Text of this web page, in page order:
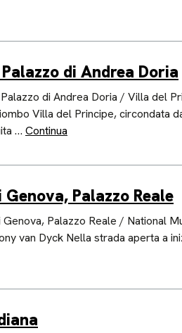
di Andrea Doria
di Andrea Doria / Villa del
Villa del Principe, circondata
… Continua
Palazzo Reale
Palazzo Reale / National
van Dyck Nella strada aperta a